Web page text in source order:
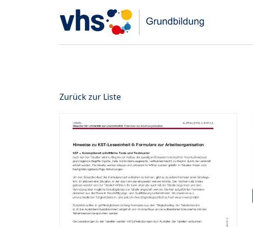
Zurück zur Liste